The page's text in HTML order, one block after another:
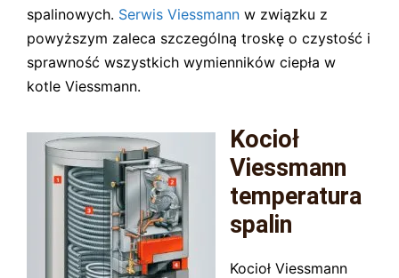
spalinowych. Serwis Viessmann w związku z
powyższym zaleca szczególną troskę o czystość i
sprawność wszystkich wymienników ciepła w
kotle Viessmann.
Kocioł
Viessmann
temperatura
spalin
Kocioł Viessmann